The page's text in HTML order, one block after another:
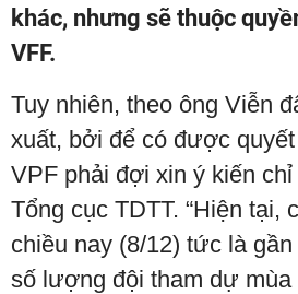
khác, nhưng sẽ thuộc
VFF.
Tuy nhiên, theo ông Viễn
xuất, bởi để có được
VPF phải đợi xin ý kiến
Tổng cục TDTT. “Hiện tại,
chiều nay (8/12) tức là
số lượng đội tham dự mùa